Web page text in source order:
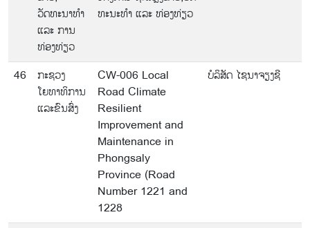
ວັດທະນາທຳ
ແລະ ການ
ທ່ອງທ່ຽວ
ທະນະທໍາ ແລະ ທ່ອງທ່ຽວ
46
ກະຊວງ
ໂຍທາທິການ
ແລະຂົນສົ່ງ
CW-006 Local
Road Climate
Resilient
Improvement and
Maintenance in
Phongsaly
Province (Road
Number 1221 and
1228
ບໍລິສັດ ໄຊນາຈຽງຊີ